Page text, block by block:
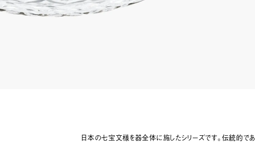
日本の七宝文様を器全体に施したシリーズです。伝統的で